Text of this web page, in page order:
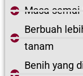
Masa semai
Berbuah
tanam
Benih yang